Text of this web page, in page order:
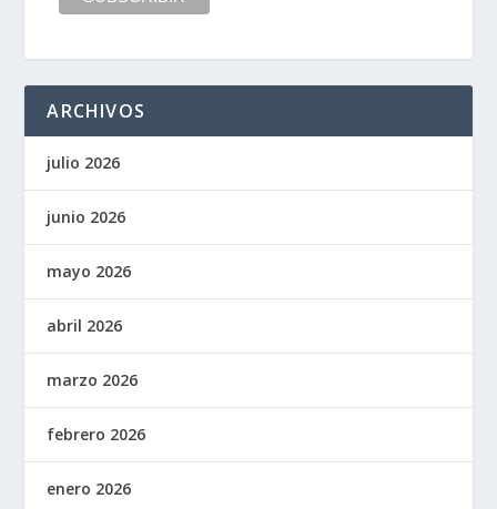
ARCHIVOS
julio 2026
junio 2026
mayo 2026
abril 2026
marzo 2026
febrero 2026
enero 2026